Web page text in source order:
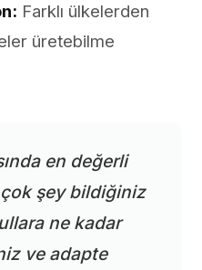
Farklı ülkelerden
üretebilme
en değerli
şey bildiğiniz
ne kadar
ve adapte